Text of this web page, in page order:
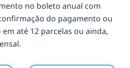
no boleto anual com
do pagamento ou
até 12 parcelas ou ainda,